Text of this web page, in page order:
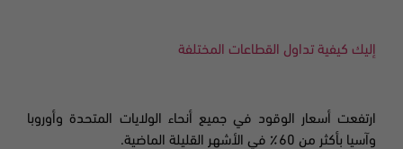
إليك كيفية تداول القطاعات المختلفة
ارتفعت أسعار الوقود في جميع أنحاء الولايات المتحدة وأوروبا
وآسيا بأكثر من 60٪ في الأشهر القليلة الماضية.